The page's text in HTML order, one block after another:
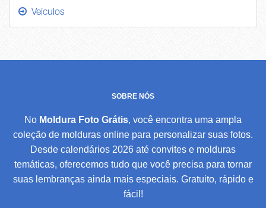
Veículos
SOBRE NÓS
No Moldura Foto Grátis, você encontra uma ampla
coleção de molduras online para personalizar suas fotos.
Desde calendários 2026 até convites e molduras
temáticas, oferecemos tudo que você precisa para tornar
suas lembranças ainda mais especiais. Gratuito, rápido e
fácil!